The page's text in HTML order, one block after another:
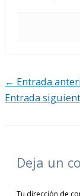
← Entrada
Entrada
Deja un